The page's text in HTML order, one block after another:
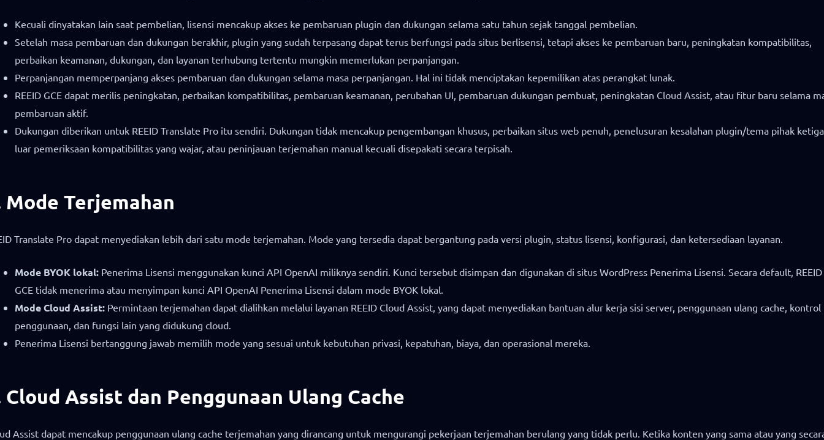
Kecuali dinyatakan lain saat pembelian, lisensi mencakup akses ke pembaruan plugin dan dukungan selama satu tahun sejak tanggal pembelian.
Setelah masa pembaruan dan dukungan berakhir, plugin yang sudah terpasang dapat terus berfungsi pada situs berlisensi, tetapi akses ke pembaruan baru, peningkatan kompatibilitas,
perbaikan keamanan, dukungan, dan layanan terhubung tertentu mungkin memerlukan perpanjangan.
Perpanjangan memperpanjang akses pembaruan dan dukungan selama masa perpanjangan. Hal ini tidak menciptakan kepemilikan atas perangkat lunak.
REEID GCE dapat merilis peningkatan, perbaikan kompatibilitas, pembaruan keamanan, perubahan UI, pembaruan dukungan pembuat, peningkatan Cloud Assist, atau fitur baru selama
pembaruan aktif.
Dukungan diberikan untuk REEID Translate Pro itu sendiri. Dukungan tidak mencakup pengembangan khusus, perbaikan situs web penuh, penelusuran kesalahan plugin/tema pihak
luar pemeriksaan kompatibilitas yang wajar, atau peninjauan terjemahan manual kecuali disepakati secara terpisah.
Mode Terjemahan
Translate Pro dapat menyediakan lebih dari satu mode terjemahan. Mode yang tersedia dapat bergantung pada versi plugin, status lisensi, konfigurasi, dan ketersediaan layanan.
Mode BYOK lokal: Penerima Lisensi menggunakan kunci API OpenAI miliknya sendiri. Kunci tersebut disimpan dan digunakan di situs WordPress Penerima Lisensi. Secara default, REEID
GCE tidak menerima atau menyimpan kunci API OpenAI Penerima Lisensi dalam mode BYOK lokal.
Mode Cloud Assist: Permintaan terjemahan dapat dialihkan melalui layanan REEID Cloud Assist, yang dapat menyediakan bantuan alur kerja sisi server, penggunaan ulang cache, kontrol
penggunaan, dan fungsi lain yang didukung cloud.
Penerima Lisensi bertanggung jawab memilih mode yang sesuai untuk kebutuhan privasi, kepatuhan, biaya, dan operasional mereka.
Cloud Assist dan Penggunaan Ulang Cache
Assist dapat mencakup penggunaan ulang cache terjemahan yang dirancang untuk mengurangi pekerjaan terjemahan berulang yang tidak perlu. Ketika konten yang sama atau yang